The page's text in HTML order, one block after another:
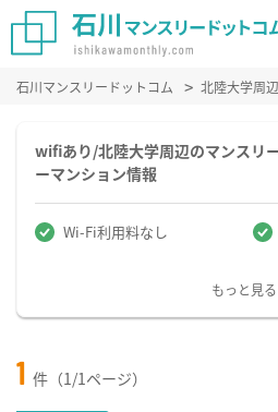
石川マンスリードットコム 北陸大学周辺
wifiあり/北陸大学周辺のマンスリ
ーマンション情報
Wi-Fi利用料なし
もっと見る
1 件（1/1ページ）